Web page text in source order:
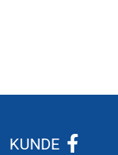
KUNDE